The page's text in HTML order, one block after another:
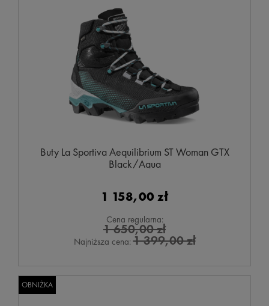
Buty La Sportiva Aequilibrium ST Woman GTX
Black/Aqua
1 158,00 zł
Cena regularna:
1 650,00 zł
Najniższa cena:1 399,00 zł
OBNIŻKA